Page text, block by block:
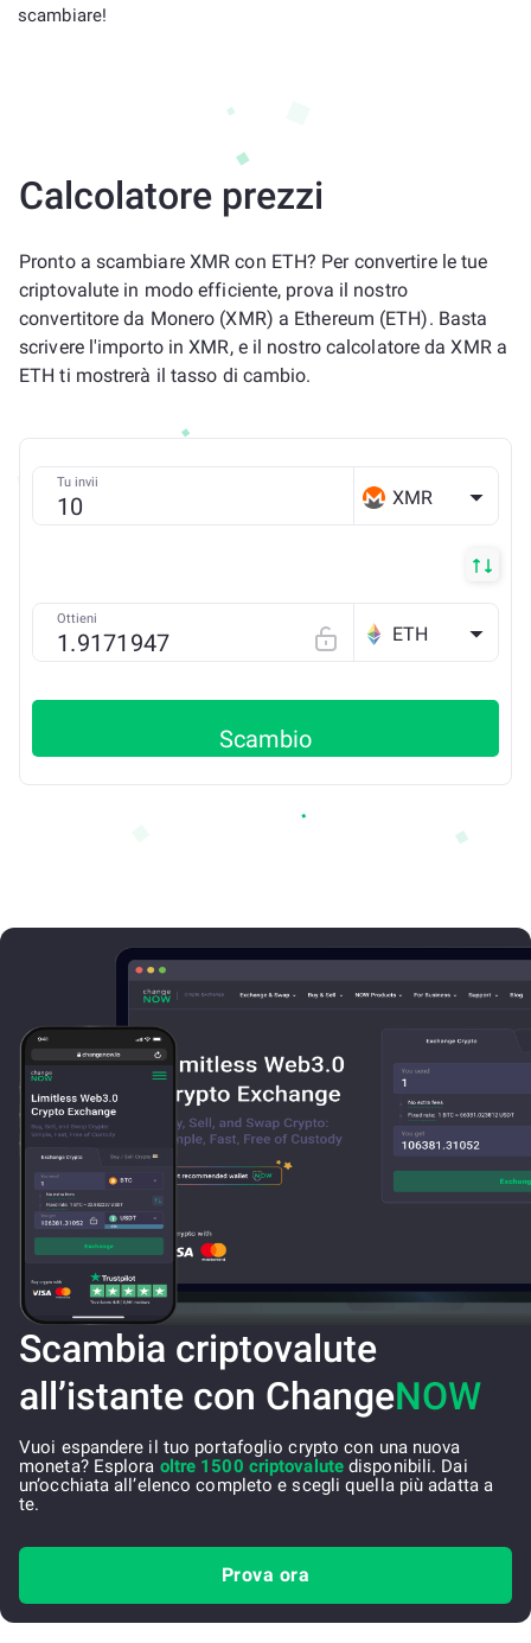
scambiare!
Calcolatore prezzi
Pronto a scambiare XMR con ETH? Per convertire le tue
criptovalute in modo efficiente, prova il nostro
convertitore da Monero (XMR) a Ethereum (ETH). Basta
scrivere l'importo in XMR, e il nostro calcolatore da XMR a
ETH ti mostrerà il tasso di cambio.
Tu invii
XMR
Ottieni
ETH
Scambio
Scambia criptovalute
all’istante con ChangeNOW
Vuoi espandere il tuo portafoglio crypto con una nuova
moneta? Esplora oltre 1500 criptovalutedisponibili. Dai
un’occhiata all’elenco completo e scegli quella più adatta a
te.
Prova ora